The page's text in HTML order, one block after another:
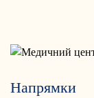
Напрямки